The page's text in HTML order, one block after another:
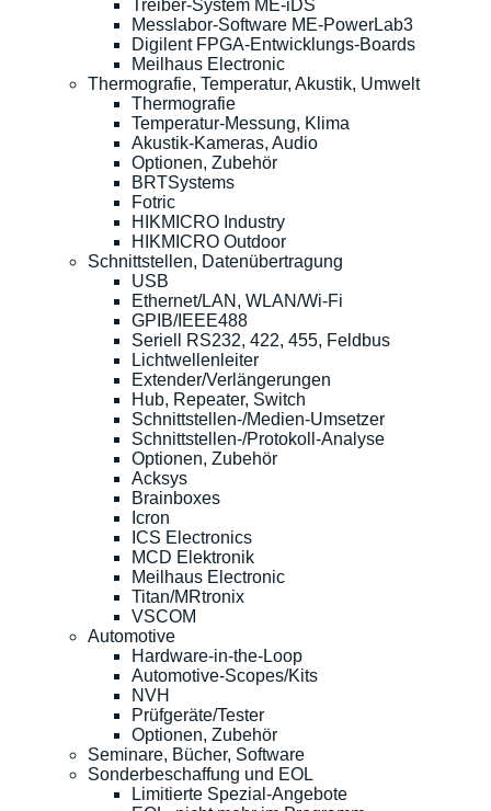
Treiber-System ME-iDS
Messlabor-Software ME-PowerLab3
Digilent FPGA-Entwicklungs-Boards
Meilhaus Electronic
Thermografie, Temperatur, Akustik, Umwelt
Thermografie
Temperatur-Messung, Klima
Akustik-Kameras, Audio
Optionen, Zubehör
BRTSystems
Fotric
HIKMICRO Industry
HIKMICRO Outdoor
Schnittstellen, Datenübertragung
USB
Ethernet/LAN, WLAN/Wi-Fi
GPIB/IEEE488
Seriell RS232, 422, 455, Feldbus
Lichtwellenleiter
Extender/Verlängerungen
Hub, Repeater, Switch
Schnittstellen-/Medien-Umsetzer
Schnittstellen-/Protokoll-Analyse
Optionen, Zubehör
Acksys
Brainboxes
Icron
ICS Electronics
MCD Elektronik
Meilhaus Electronic
Titan/MRtronix
VSCOM
Automotive
Hardware-in-the-Loop
Automotive-Scopes/Kits
NVH
Prüfgeräte/Tester
Optionen, Zubehör
Seminare, Bücher, Software
Sonderbeschaffung und EOL
Limitierte Spezial-Angebote